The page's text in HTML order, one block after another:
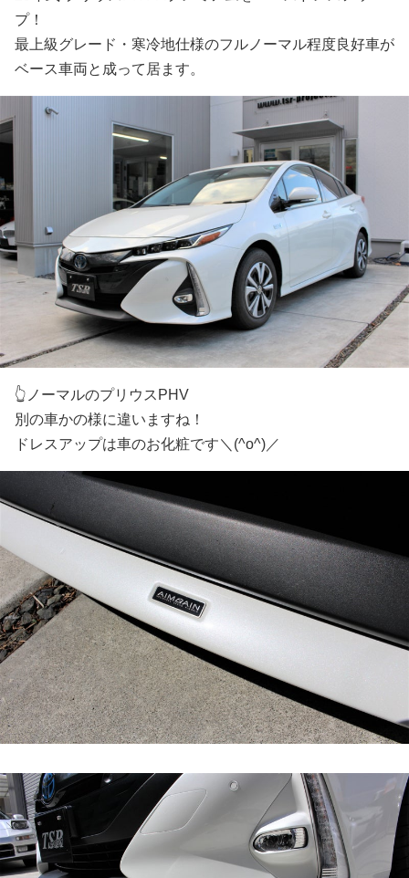
プ！
最上級グレード・寒冷地仕様のフルノーマル程度良好車が
ベース車両と成って居ます。
👆ノーマルのプリウスPHV
別の車かの様に違いますね！
ドレスアップは車のお化粧です＼(^o^)／